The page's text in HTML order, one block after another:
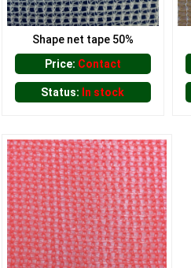
Shape net tape 50%
Price: Contact
Status: In stock